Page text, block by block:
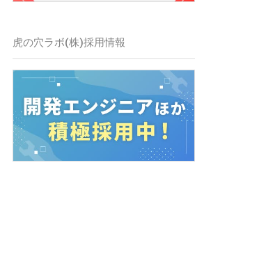
虎の穴ラボ(株)採用情報